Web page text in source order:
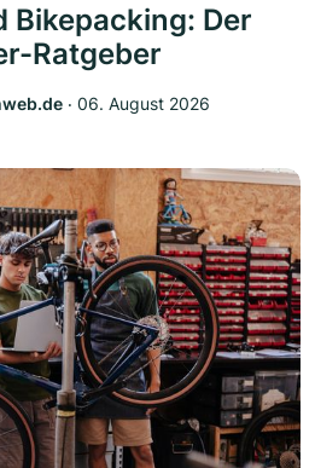
Bikepacking: Der
Ratgeber
‧ 06. August 2026